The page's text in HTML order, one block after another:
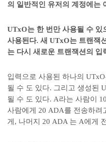
의 일반적인 유저의 계정에는
UTxO는 한 번만 사용될 수 있
사용된다. 새 UTxO는 트랜잭
는 다시 새로운 트랜잭션의 입
입력으로 사용된 하나의
될 수 도 있다. 그리고 생성된
될 수 도 있다. A라는 사람이
사람에게 20 ADA를 전송하려
게, 나머지 20 ADA 는 A에게